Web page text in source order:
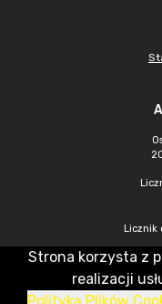
Licznik
CMS & Hosting: Nefeni Sp. z o.o.
Strona korzysta z
realizacji